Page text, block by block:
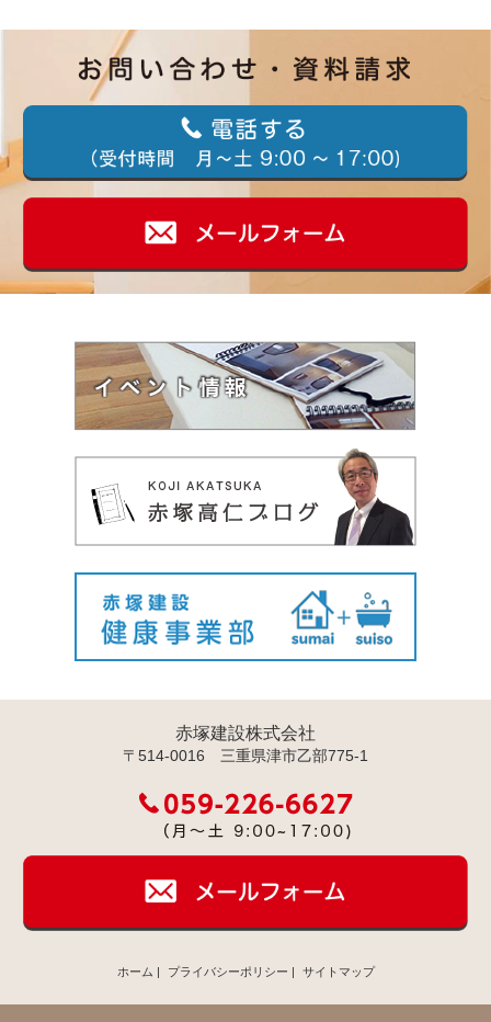
赤塚建設株式会社
〒514-0016 三重県津市乙部775-1
ホーム | プライバシーポリシー | サイトマップ